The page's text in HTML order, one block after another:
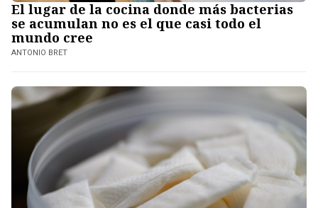
El lugar de la cocina donde más bacterias
se acumulan no es el que casi todo el
mundo cree
ANTONIO BRET